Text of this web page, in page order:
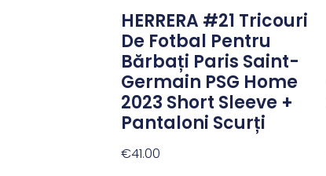
HERRERA #21 Tricouri
De Fotbal Pentru
Bărbați Paris Saint-
Germain PSG Home
2023 Short Sleeve +
Pantaloni Scurți
€41.00